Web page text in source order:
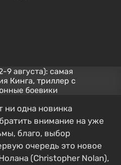
ни одна новинка
внимание на уже
благо, выбор
очередь это новое
(Christopher Nolan),